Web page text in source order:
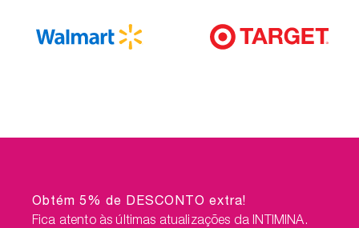
Obtém 5% de DESCONTO extra!
Fica atento às últimas atualizações da INTIMINA.